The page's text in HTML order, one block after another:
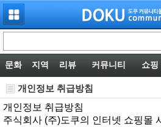
문화 지역 리뷰 커뮤니티 쇼핑
개인정보취급방침
개인정보취급방침
주식회사(주)도쿠의인터넷쇼핑몰